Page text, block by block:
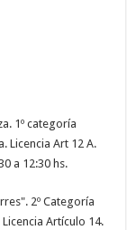
1º categoría
Licencia Art 12 A.
a 12:30 hs.
2º Categoría
Artículo 14.